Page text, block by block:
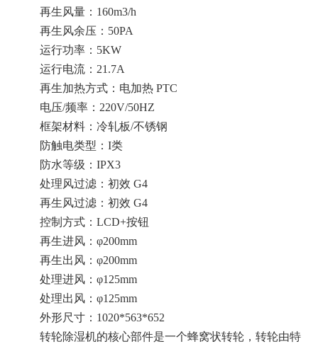
再生风量：160m3/h
再生风余压：50PA
运行功率：5KW
运行电流：21.7A
再生加热方式：电加热 PTC
电压/频率：220V/50HZ
框架材料：冷轧板/不锈钢
防触电类型：I类
防水等级：IPX3
处理风过滤：初效 G4
再生风过滤：初效 G4
控制方式：LCD+按钮
再生进风：φ200mm
再生出风：φ200mm
处理进风：φ125mm
处理出风：φ125mm
外形尺寸：1020*563*652
转轮除湿机的核心部件是一个蜂窝状转轮，转轮由特